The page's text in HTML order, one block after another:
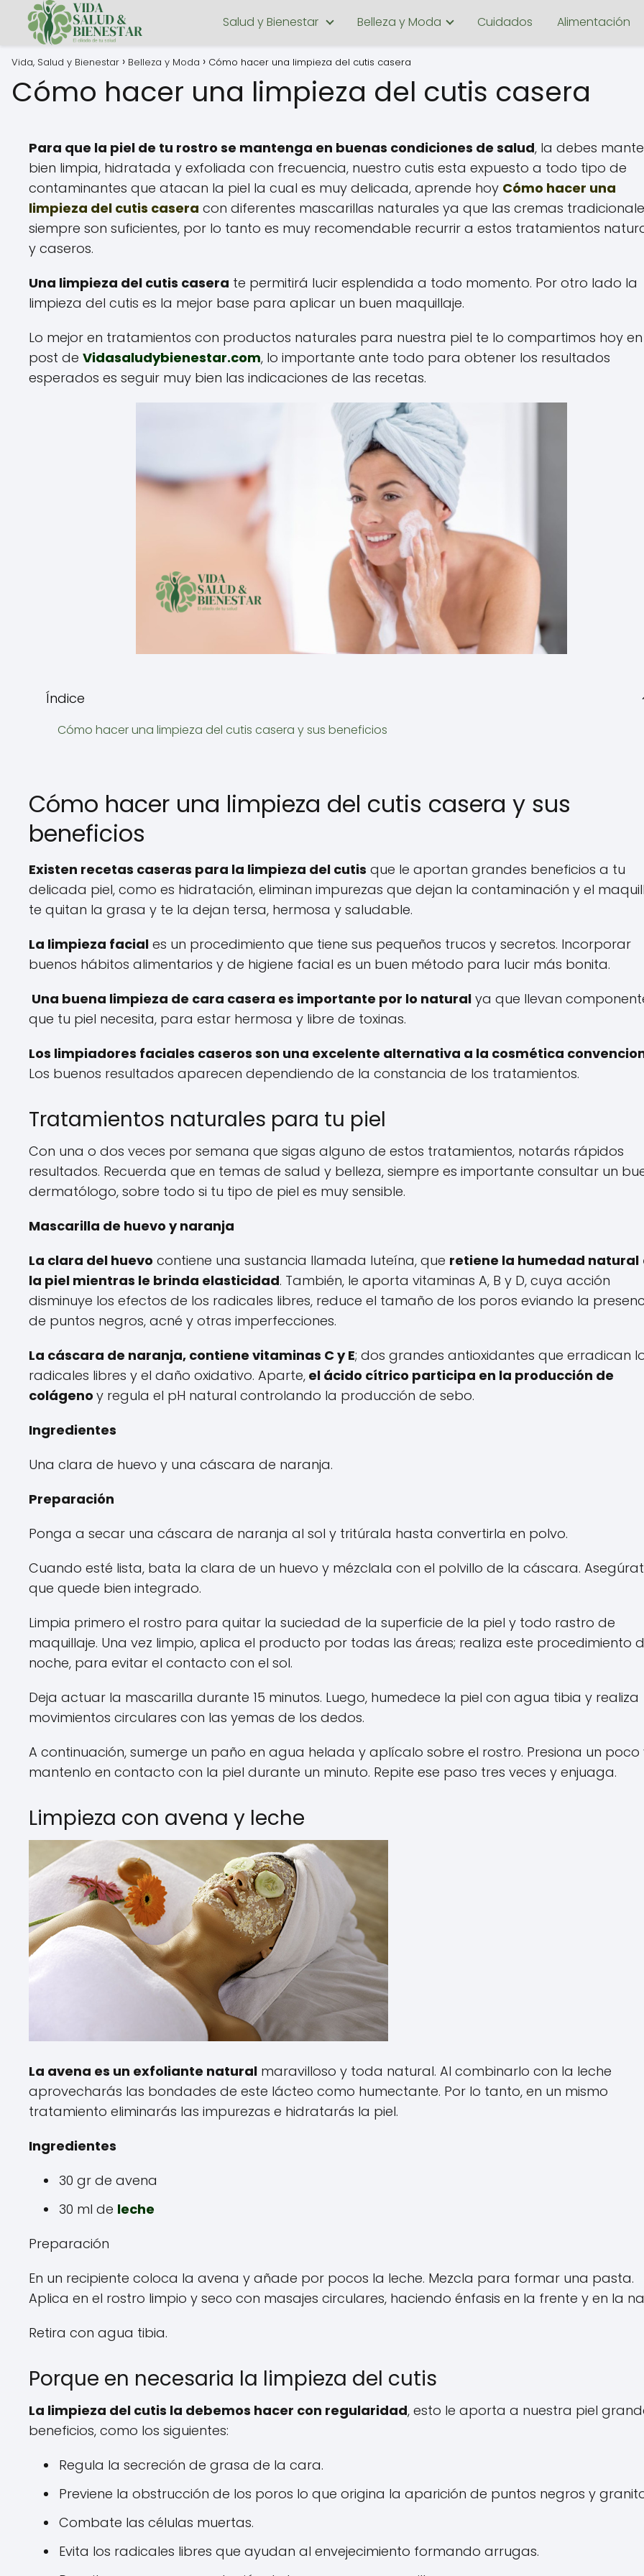
Salud y Bienestar Belleza y Moda Cuidados Alimentación
Vida, Salud y Bienestar Belleza y Moda Cómo hacer una limpieza del cutis casera
Cómo hacer una limpieza del cutis casera
Para que la piel de tu rostro se mantenga en buenas condiciones de salud, la debes
bien limpia, hidratada y exfoliada con frecuencia, nuestro cutis esta expuesto a todo tipo de
contaminantes que atacan la piel la cual es muy delicada, aprende hoy Cómo hacer una
limpieza del cutis casera con diferentes mascarillas naturales ya que las cremas
siempre son suficientes, por lo tanto es muy recomendable recurrir a estos tratamientos
y caseros.
Una limpieza del cutis casera te permitirá lucir esplendida a todo momento. Por otro lado la
limpieza del cutis es la mejor base para aplicar un buen maquillaje.
Lo mejor en tratamientos con productos naturales para nuestra piel te lo compartimos hoy
post de Vidasaludybienestar.com, lo importante ante todo para obtener los resultados
esperados es seguir muy bien las indicaciones de las recetas.
Índice
Cómo hacer una limpieza del cutis casera y sus beneficios
Cómo hacer una limpieza del cutis casera y sus
beneficios
Existen recetas caseras para la limpieza del cutis que le aportan grandes beneficios a tu
delicada piel, como es hidratación, eliminan impurezas que dejan la contaminación y el
te quitan la grasa y te la dejan tersa, hermosa y saludable.
La limpieza facial es un procedimiento que tiene sus pequeños trucos y secretos. Incorporar
buenos hábitos alimentarios y de higiene facial es un buen método para lucir más bonita.
Una buena limpieza de cara casera es importante por lo natural ya que llevan
que tu piel necesita, para estar hermosa y libre de toxinas.
Los limpiadores faciales caseros son una excelente alternativa a la cosmética
Los buenos resultados aparecen dependiendo de la constancia de los tratamientos.
Tratamientos naturales para tu piel
Con una o dos veces por semana que sigas alguno de estos tratamientos, notarás rápidos
resultados. Recuerda que en temas de salud y belleza, siempre es importante consultar un
dermatólogo, sobre todo si tu tipo de piel es muy sensible.
Mascarilla de huevo y naranja
La clara del huevo contiene una sustancia llamada luteína, que retiene la humedad natural
la piel mientras le brinda elasticidad. También, le aporta vitaminas A, B y D, cuya acción
disminuye los efectos de los radicales libres, reduce el tamaño de los poros eviando la
de puntos negros, acné y otras imperfecciones.
La cáscara de naranja, contiene vitaminas C y E; dos grandes antioxidantes que erradican
radicales libres y el daño oxidativo. Aparte, el ácido cítrico participa en la producción de
colágeno y regula el pH natural controlando la producción de sebo.
Ingredientes
Una clara de huevo y una cáscara de naranja.
Preparación
Ponga a secar una cáscara de naranja al sol y tritúrala hasta convertirla en polvo.
Cuando esté lista, bata la clara de un huevo y mézclala con el polvillo de la cáscara.
que quede bien integrado.
Limpia primero el rostro para quitar la suciedad de la superficie de la piel y todo rastro de
maquillaje. Una vez limpio, aplica el producto por todas las áreas; realiza este procedimiento
noche, para evitar el contacto con el sol.
Deja actuar la mascarilla durante 15 minutos. Luego, humedece la piel con agua tibia y realiza
movimientos circulares con las yemas de los dedos.
A continuación, sumerge un paño en agua helada y aplícalo sobre el rostro. Presiona un poco
mantenlo en contacto con la piel durante un minuto. Repite ese paso tres veces y enjuaga.
Limpieza con avena y leche
La avena es un exfoliante natural maravilloso y toda natural. Al combinarlo con la leche
aprovecharás las bondades de este lácteo como humectante. Por lo tanto, en un mismo
tratamiento eliminarás las impurezas e hidratarás la piel.
Ingredientes
30 gr de avena
30 ml de leche
Preparación
En un recipiente coloca la avena y añade por pocos la leche. Mezcla para formar una pasta.
Aplica en el rostro limpio y seco con masajes circulares, haciendo énfasis en la frente y en la
Retira con agua tibia.
Porque en necesaria la limpieza del cutis
La limpieza del cutis la debemos hacer con regularidad, esto le aporta a nuestra piel
beneficios, como los siguientes:
Regula la secreción de grasa de la cara.
Previene la obstrucción de los poros lo que origina la aparición de puntos negros y
Combate las células muertas.
Evita los radicales libres que ayudan al envejecimiento formando arrugas.